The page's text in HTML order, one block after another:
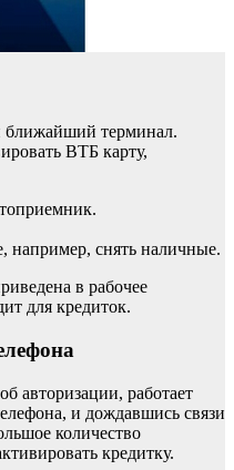
ближайший терминал.
ВТБ карту,
например, снять наличные.
в рабочее
для кредиток.
авторизации, работает
и дождавшись связи
количество
кредитку.